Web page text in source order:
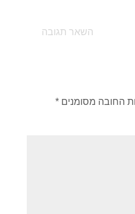
השאר תגובה
החובה מסומנים *